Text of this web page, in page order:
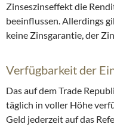
Zinseszinseffekt die
beeinflussen. Allerdings
keine Zinsgarantie, der
Verfügbarkeit der
Das auf dem Trade
täglich in voller Höhe
Geld jederzeit auf das